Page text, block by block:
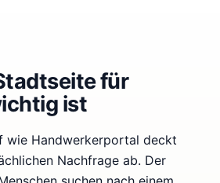
für
ist
wie Handwerkerportal deckt
Nachfrage ab. Der